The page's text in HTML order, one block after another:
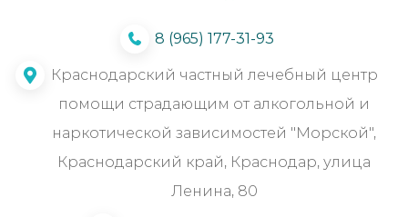
8 (965) 177-31-93
Краснодарский частный лечебный центр
помощи страдающим от алкогольной и
наркотической зависимостей "Морской",
Краснодарский край, Краснодар, улица
Ленина, 80